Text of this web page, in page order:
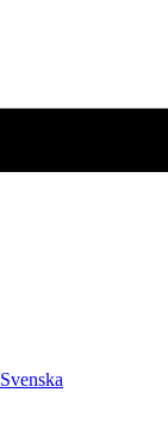
Svenska